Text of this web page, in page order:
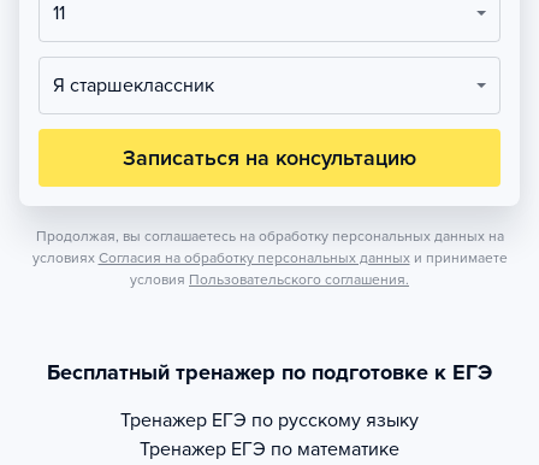
11
Я старшеклассник
Записаться на консультацию
Продолжая, вы соглашаетесь на обработку персональных данных на
условиях Согласия на обработку персональных данных и принимаете
условия Пользовательского соглашения.
Бесплатный тренажер по подготовке к ЕГЭ
Тренажер ЕГЭ по русскому языку
Тренажер ЕГЭ по математике